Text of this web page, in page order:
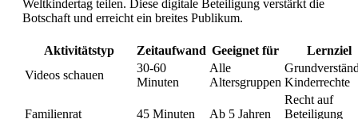
Weltkindertag teilen. Diese digitale Beteiligung verstärkt die
Botschaft und erreicht ein breites Publikum.
Aktivitätstyp Zeitaufwand Geeignet für
Lernziel
Videos schauen
30-60
Minuten
Alle
Altersgruppen Kinderrechte
Familienrat 45 Minuten Ab 5 Jahren
Recht auf
Beteiligung